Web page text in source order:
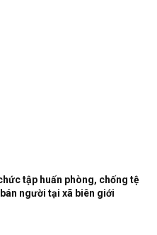
tập huấn phòng, chống tệ
người tại xã biên giới